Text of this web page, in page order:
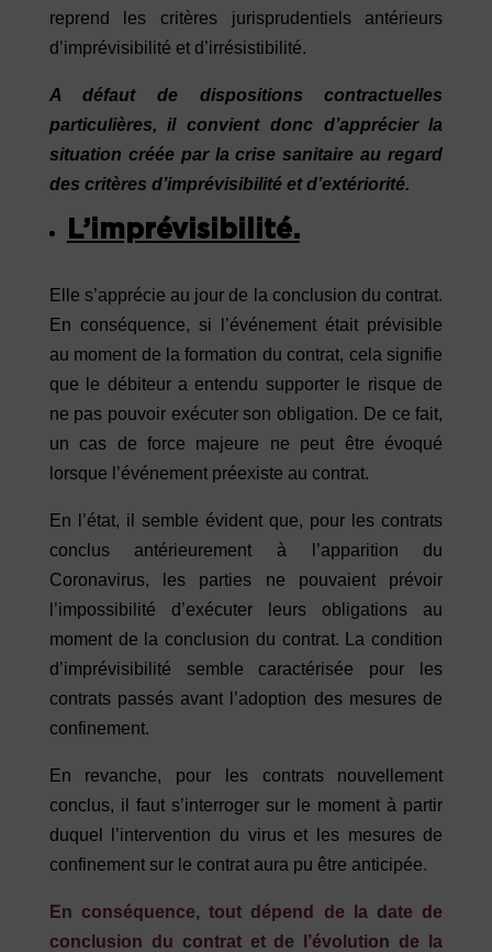
reprend les critères jurisprudentiels antérieurs
d’imprévisibilité et d’irrésistibilité.
A défaut de dispositions contractuelles
particulières, il convient donc d’apprécier la
situation créée par la crise sanitaire au regard
des critères d’imprévisibilité et d’extériorité.
L’imprévisibilité.
Elle s’apprécie au jour de la conclusion du contrat.
En conséquence, si l’événement était prévisible
au moment de la formation du contrat, cela signifie
que le débiteur a entendu supporter le risque de
ne pas pouvoir exécuter son obligation. De ce fait,
un cas de force majeure ne peut être évoqué
lorsque l’événement préexiste au contrat.
En l’état, il semble évident que, pour les contrats
conclus antérieurement à l’apparition du
Coronavirus, les parties ne pouvaient prévoir
l’impossibilité d’exécuter leurs obligations au
moment de la conclusion du contrat. La condition
d’imprévisibilité semble caractérisée pour les
contrats passés avant l’adoption des mesures de
confinement.
En revanche, pour les contrats nouvellement
conclus, il faut s’interroger sur le moment à partir
duquel l’intervention du virus et les mesures de
confinement sur le contrat aura pu être anticipée.
En conséquence, tout dépend de la date de
conclusion du contrat et de l’évolution de la